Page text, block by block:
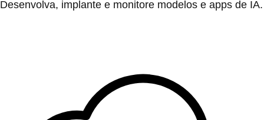
Desenvolva, implante e monitore modelos e apps de IA.